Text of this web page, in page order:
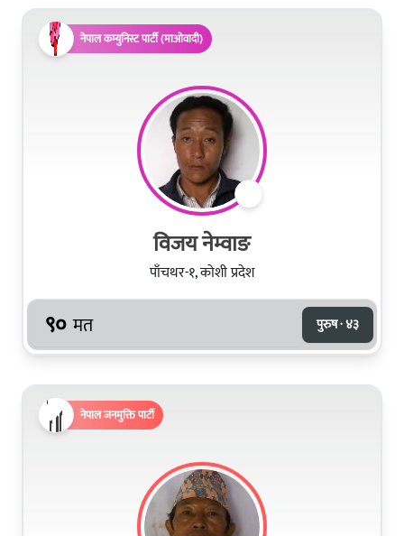
नेपाल कम्युनिस्ट पार्टी (माओवादी)
विजय नेम्वाङ
पाँचथर-१, कोशी प्रदेश
९० मत पुरुष · ४३
नेपाल जनमुक्ति पार्टी